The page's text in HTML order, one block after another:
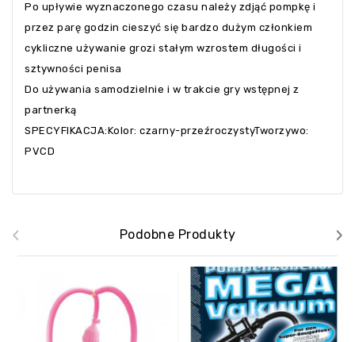
Po upływie wyznaczonego czasu należy zdjąć pompkę i
przez parę godzin cieszyć się bardzo dużym członkiem
cykliczne używanie grozi stałym wzrostem długości i
sztywności penisa
Do używania samodzielnie i w trakcie gry wstępnej z
partnerką
SPECYFIKACJA:Kolor: czarny-przeźroczystyTworzywo:
PVCD
Podobne Produkty
‹ ›